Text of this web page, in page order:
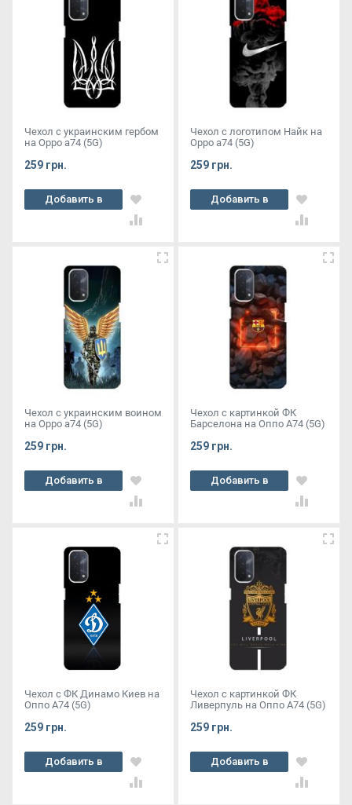
Чехол с украинским гербом
на Oppo a74 (5G)
259 грн.
Добавить в
корзину
Чехол с логотипом Найк на
Oppo a74 (5G)
259 грн.
Добавить в
корзину
Чехол с украинским воином
на Oppo a74 (5G)
259 грн.
Добавить в
корзину
Чехол с картинкой ФК
Барселона на Оппо А74 (5G)
259 грн.
Добавить в
корзину
Чехол с ФК Динамо Киев на
Оппо А74 (5G)
259 грн.
Добавить в
корзину
Чехол с картинкой ФК
Ливерпуль на Оппо А74 (5G)
259 грн.
Добавить в
корзину